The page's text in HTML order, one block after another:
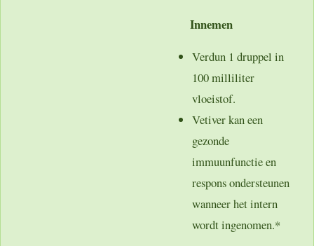
Innemen
Verdun 1 druppel in
100 milliliter
vloeistof.
Vetiver kan een
gezonde
immuunfunctie en
respons ondersteunen
wanneer het intern
wordt ingenomen.*